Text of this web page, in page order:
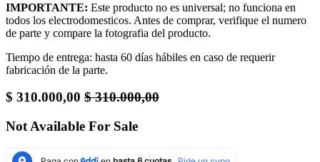
IMPORTANTE: Este producto no es universal; no funciona en
todos los electrodomesticos. Antes de comprar, verifique el numero
de parte y compare la fotografia del producto.
Tiempo de entrega: hasta 60 días hábiles en caso de requerir
fabricación de la parte.
$ 310.000,00 $310.000,00
Not Available For Sale